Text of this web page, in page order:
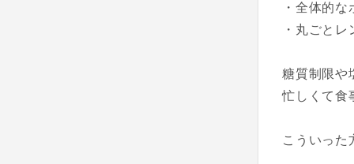
・全体的
・丸ごと
糖質制限や
忙しくて食
こういっ